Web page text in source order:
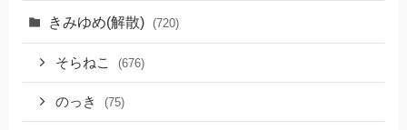
きみゆめ(解散) (720)
そらねこ (676)
のっき (75)